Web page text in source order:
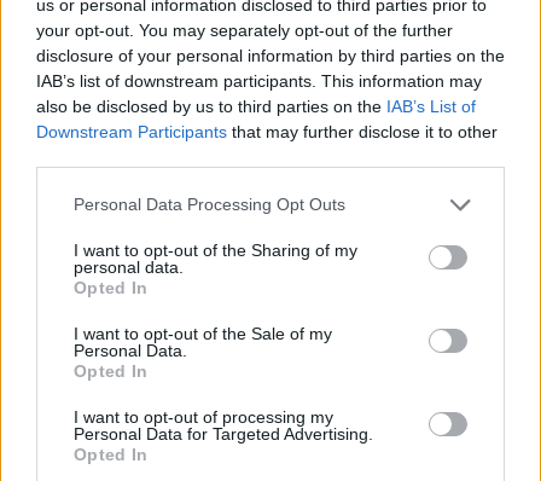
us or personal information disclosed to third parties prior to
your opt-out. You may separately opt-out of the further
disclosure of your personal information by third parties on the
IAB’s list of downstream participants. This information may
also be disclosed by us to third parties on the IAB’s List of
Downstream Participants that may further disclose it to other
Personal Data Processing Opt Outs
I want to opt-out of the Sharing of my
personal data.
Opted In
I want to opt-out of the Sale of my
Personal Data.
Opted In
I want to opt-out of processing my
Personal Data for Targeted Advertising.
Opted In
oficjalnie rozstał się z Teamem BDS, a dziś został już
przedstawiony jako Heretyk. Pozostała trójka to
debiutanci. Na górnej alejce od teraz występować
będzie awansowany z akademii TH Carl Ulsted
"Carlsen" Carlsen. Duńczyk w tym roku dwukrotnie
dotarł do półfinału EMEA Masters 2024 Summer.
Z Flakkedem na dolnej alejce grać od teraz będzie Paul
"Stend" Lardin, który wskoczy w buty Adriana
Vitality.Bee, z którym latem zdobył wicemistrzostwo
EMEA Masters. Ostatnim elementem układanki jest
Francuza jest czymś, czego jeszcze w historii LEC nie
było. Po raz pierwszy bowiem gracz z drugiej dywizji